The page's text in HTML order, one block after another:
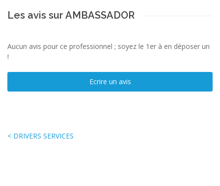
Les avis sur AMBASSADOR
Aucun avis pour ce professionnel ; soyez le 1er à en déposer un
!
Ecrire un avis
< DRIVERS SERVICES